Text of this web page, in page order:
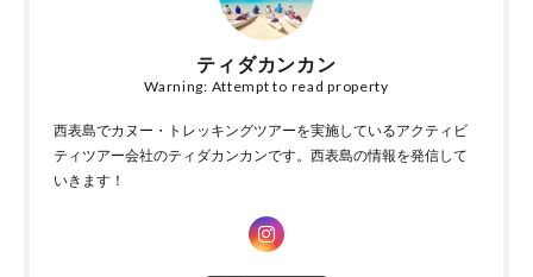
ティダカンカン
Warning: Attempt to read property
西表島でカヌー・トレッキングツアーを実施しているアクティビ
ティツアー会社のティダカンカンです。西表島の情報を発信して
いきます！